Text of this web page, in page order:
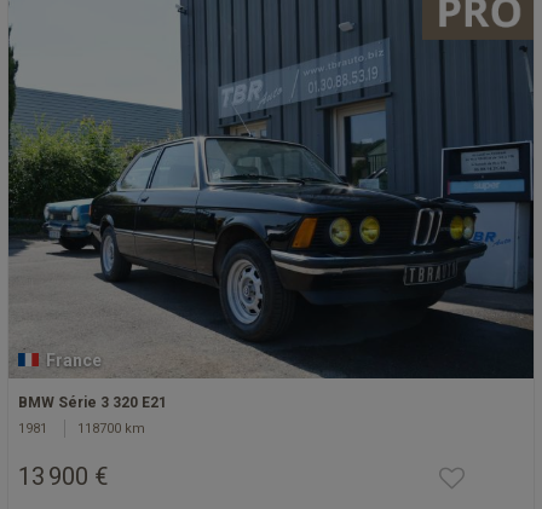
France
BMW Série 3 320 E21
1981 118700 km
13 900 €